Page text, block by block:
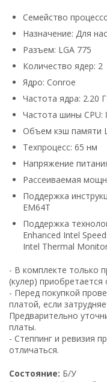
Семейство
Назначение: Для
Разъем: LGA 775
Количество ядер: 2
Ядро: Conroe
Частота ядра: 2.20
Частота шины CPU:
Объем кэш памяти
Техпроцесс: 65 нм
Напряжение
Рассеиваемая
Поддержка
EM64T
Поддержка
Enhanced Intel
Intel Thermal
- В комплекте только
(кулер) приобретается
- Перед покупкой
платой, если
Предварительно
платы.
- Степпинг и ревизия
отличаться.
Состояние: Б/У